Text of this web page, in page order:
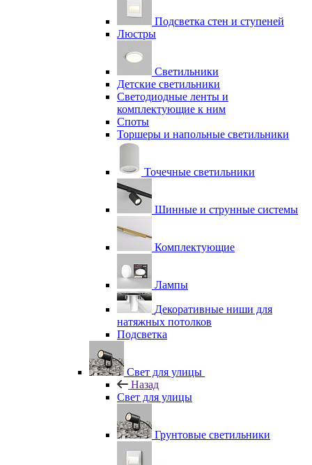
Подсветка стен и ступеней
Люстры
Светильники
Детские светильники
Светодиодные ленты и
комплектующие к ним
Споты
Торшеры и напольные светильники
Точечные светильники
Шинные и струнные системы
Комплектующие
Лампы
Декоративные ниши для
натяжных потолков
Подсветка
Свет для улицы
Назад
Свет для улицы
Грунтовые светильники